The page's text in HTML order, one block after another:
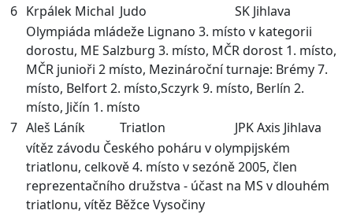
6 Krpálek Michal Judo
SK Jihlava
Olympiáda mládeže Lignano 3. místo v kategorii
dorostu, ME Salzburg 3. místo, MČR dorost 1. místo,
MČR junioři 2 místo, Mezinároční turnaje: Brémy 7.
místo, Belfort 2. místo,Sczyrk 9. místo, Berlín 2.
místo, Jičín 1. místo
7 Aleš Láník Triatlon
JPK Axis Jihlava
vítěz závodu Českého poháru v olympijském
triatlonu, celkově 4. místo v sezóně 2005, člen
reprezentačního družstva - účast na MS v dlouhém
triatlonu, vítěz Běžce Vysočiny